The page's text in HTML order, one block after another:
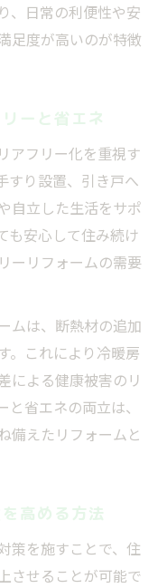
、日常の利便性や安
足度が高いのが特徴
ーと省エネ
アフリー化を重視す
すり設置、引き戸へ
自立した生活をサポ
も安心して住み続け
ーリフォームの需要
ムは、断熱材の追加
。これにより冷暖房
による健康被害のリ
省エネの両立は、
備えたリフォームと
高める方法
策を施すことで、住
させることが可能で